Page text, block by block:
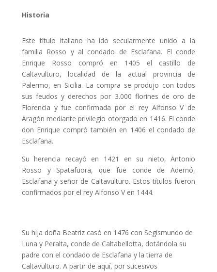
Historia
Este título italiano ha ido secularmente unido a la
familia Rosso y al condado de Esclafana. El conde
Enrique Rosso compró en 1405 el castillo de
Caltavulturo, localidad de la actual provincia de
Palermo, en Sicilia. La compra se produjo con todos
sus feudos y derechos por 3.000 florines de oro de
Florencia y fue confirmada por el rey Alfonso V de
Aragón mediante privilegio otorgado en 1416. El conde
don Enrique compró también en 1406 el condado de
Esclafana.
Su herencia recayó en 1421 en su nieto, Antonio
Rosso y Spatafuora, que fue conde de Adernó,
Esclafana y señor de Caltavulturo. Estos títulos fueron
confirmados por el rey Alfonso V en 1444.
Su hija doña Beatriz casó en 1476 con Segismundo de
Luna y Peralta, conde de Caltabellotta, dotándola su
padre con el condado de Esclafana y la tierra de
Caltavulturo. A partir de aquí, por sucesivos